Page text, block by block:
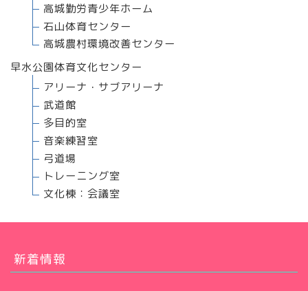
高城勤労青少年ホーム
石山体育センター
高城農村環境改善センター
早水公園体育文化センター
アリーナ・サブアリーナ
武道館
多目的室
音楽練習室
弓道場
トレーニング室
文化棟：会議室
新着情報